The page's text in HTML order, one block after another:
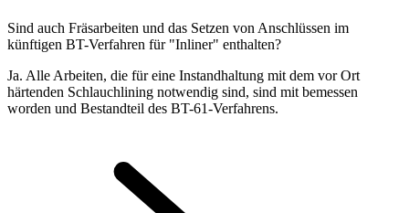
Sind auch Fräsarbeiten und das Setzen von Anschlüssen im
künftigen BT-Verfahren für "Inliner" enthalten?
Ja. Alle Arbeiten, die für eine Instandhaltung mit dem vor Ort
härtenden Schlauchlining notwendig sind, sind mit bemessen
worden und Bestandteil des BT-61-Verfahrens.